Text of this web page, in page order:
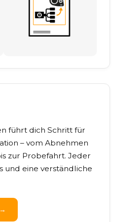
führt dich Schritt für
– vom Abnehmen
zur Probefahrt. Jeder
und eine verständliche